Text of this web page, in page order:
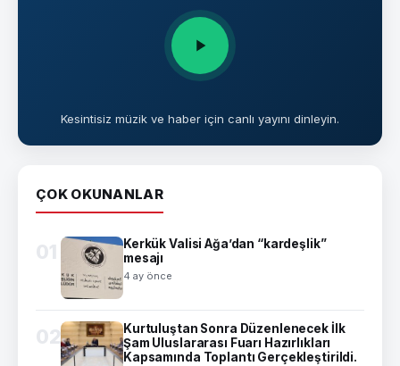
Kesintisiz müzik ve haber için canlı yayını dinleyin.
ÇOK OKUNANLAR
01
Kerkük Valisi Ağa’dan “kardeşlik”
mesajı
4 ay önce
02
Kurtuluştan Sonra Düzenlenecek İlk
Şam Uluslararası Fuarı Hazırlıkları
Kapsamında Toplantı Gerçekleştirildi.